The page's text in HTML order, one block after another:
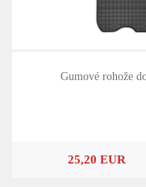
Gumové rohože
25,20 EUR